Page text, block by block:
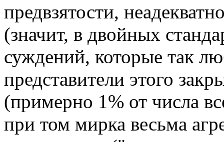
предвзятости,
(значит, в двойных
суждений, которые так
представители этого
(примерно 1% от числа
при том мирка весьма